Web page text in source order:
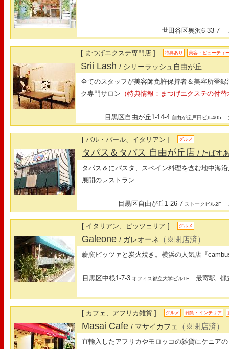
世田谷区奥沢6-33-7
[ まつげエクステ専門店 ] 特典あり 美容・ビューティ
Srii Lash/ シリーラッシュ自由が丘
全てのスタッフが美容師免許保持者＆美容所登
ク専門サロン （特典情報：まつげエクステの付
目黒区自由が丘1-14-4 自由が丘戸田ビル405
[ バル・バール、イタリアン ] グルメ
タパス＆タパス 自由が丘店/ たぱす
タパス＆にパスタ、スペイン料理を含む地中海
展開のレストラン
目黒区自由が丘1-26-7 ストークビル2F
[ イタリアン、ピッツェリア ] グルメ
Galeone/ ガレオーネ （※閉店済）
薪窯ピッツァと炭火焼き。横浜の人気店『
目黒区中根1-7-3 オフィス都立大学ビル1F 最寄駅: 都
[ カフェ、アフリカ雑貨 ] グルメ 雑貨・インテリア
Masai Cafe/ マサイカフェ （※閉店済）
直輸入したアフリカやモロッコの雑貨にケニア